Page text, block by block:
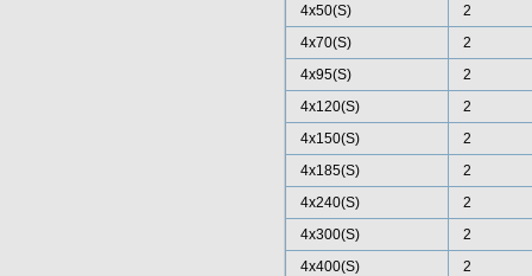
4x50(S)
2
4x70(S)
2
4x95(S)
2
4x120(S)
2
4x150(S)
2
4x185(S)
2
4x240(S)
2
4x300(S)
2
4x400(S)
2